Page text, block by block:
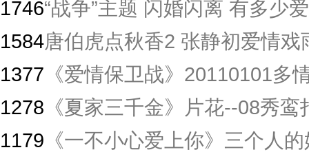
1746“战争”主题 闪婚闪离 有多少
1584唐伯虎点秋香2 张静初爱情戏
1377 《爱情保卫战》20110101多
1278 《夏家三千金》片花--08秀鸾
1179 《一不小心爱上你》三个人